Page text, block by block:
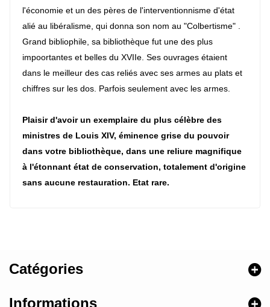
l'économie et un des pères de l'interventionnisme d'état
alié au libéralisme, qui donna son nom au "Colbertisme" .
Grand bibliophile, sa bibliothèque fut une des plus
impoortantes et belles du XVIIe. Ses ouvrages étaient
dans le meilleur des cas reliés avec ses armes au plats et
chiffres sur les dos. Parfois seulement avec les armes.
Plaisir d'avoir un exemplaire du plus célèbre des
ministres de Louis XIV, éminence grise du pouvoir
dans votre bibliothèque, dans une reliure magnifique
à l'étonnant état de conservation, totalement d'origine
sans aucune restauration. Etat rare.
Catégories
Informations